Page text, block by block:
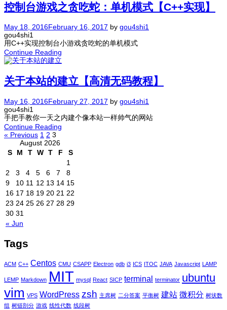
控制台游戏之贪吃蛇：单机模式【C++实现】
May 18, 2016February 16, 2017 by gou4shi1
gou4shi1
用C++实现控制台小游戏贪吃蛇的单机模式
Continue Reading
关于本站的建立【高清无码教程】
May 16, 2016February 27, 2017 by gou4shi1
gou4shi1
手把手教你一天之内建个像本站一样帅气的网站
Continue Reading
« Previous 1 2 3
August 2026
S
M T W T F S
« Jun
1
2
3 4 5 6 7
8
9
10 11 12 13 14 15
16 17 18 19 20 21 22
23 24 25 26 27 28 29
30 31
Tags
ACM C++ Centos CMU CSAPP Electron gdb i3 ICS ITOC JAVA Javascript LAMP
LEMP Markdown MIT mysql React SICP terminal terminator ubuntu
vim VPS WordPress zsh 主席树 二分答案 平衡树 建站 微积分 树状数
组 树链剖分 游戏 线性代数 线段树